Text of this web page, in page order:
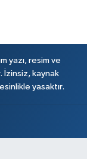
yazı, resim ve
İzinsiz, kaynak
yasaktır.